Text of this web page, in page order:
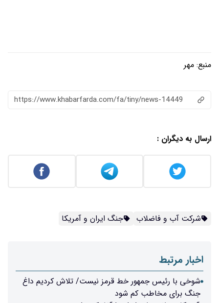
منبع: مهر
https://www.khabarfarda.com/fa/tiny/news-14449
ارسال به دیگران :
شرکت آب و فاضلاب جنگ ایران و آمریکا
اخبار مرتبط
شوخی با رئیس جمهور خط قرمز نیست/ تلاش کردیم داغ
جنگ برای مخاطب کم شود